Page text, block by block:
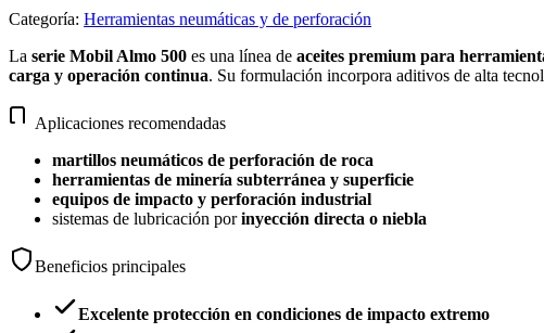
Categoría: Herramientas neumáticas y de perforación
La serie Mobil Almo 500 es una línea de aceites premium para
carga y operación continua. Su formulación incorpora aditivos de alta
Aplicaciones recomendadas
martillos neumáticos de perforación de roca
herramientas de minería subterránea y superficie
equipos de impacto y perforación industrial
sistemas de lubricación porinyección directa o niebla
Beneficios principales
Excelente protección en condiciones de impacto extremo